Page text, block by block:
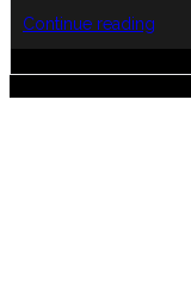
Continue reading
কথা"